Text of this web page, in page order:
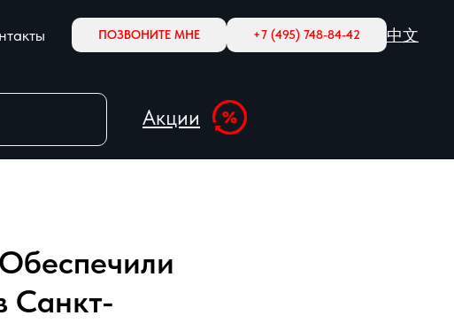
ПОЗВОНИТЕ МНЕ +7 (495) 748-84-42 中文
Акции
Санкт-